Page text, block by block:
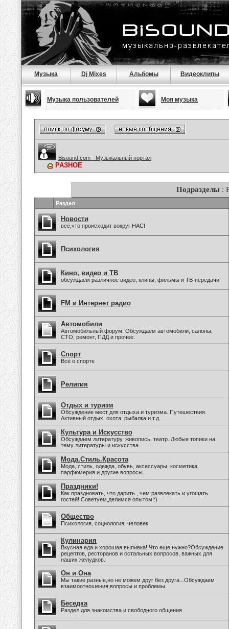
Музыка Dj Mixes Альбомы Видеоклипы
Музыка пользователей Моя музыка
Bisound.com - Музыкальный портал
РАЗНОЕ
Подразделы :
Раздел
Новости
всё,что происходит вокруг НАС!
Психология
Кино, видео и ТВ
обсуждаем различное видео, клипы, фильмы и ТВ-передачи
FM и Интернет радио
Автомобили
Автомобильный форум. Обсуждаем автомобили, салоны,
СТО, ремонт, ПДД и прочее.
Спорт
Всё о спорте
Религия
Отдых и туризм
Обсуждение мест для отдыха и туризма. Путешествия.
Активный отдых: охота, рыбалка и т.д.
Культура и Искусство
Обсуждаем литературу, живопись, театр. Любые топики на
тему литературы и искусства.
Мода.Стиль.Красота
Мода, стиль, одежда, обувь, аксессуары, косметика,
парфюмерия и другие вопросы.
Праздники!
Как праздновать, что дарить , чем развлекать и угощать
гостей! Советуем,делимся опытом!:)
Общество
Психология, социология, человек
Кулинария
Вкусная еда и хорошая выпивка! Что еще нужно?Обсуждение
рецептов, ресторанов и остальных вопросов, важных для
наших желудков.
Он и Она
Мы такие разные,но не можем друг без друга...Обсуждаем
взаимоотношения,вопросы и проблемы.
Беседка
Раздел для знакомства и свободного общения